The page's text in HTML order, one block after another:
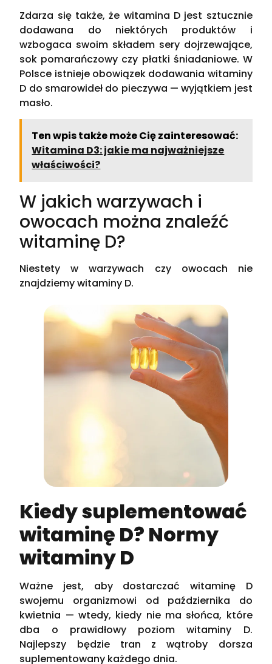
Zdarza się także, że witamina D jest sztucznie
dodawana do niektórych produktów i
wzbogaca swoim składem sery dojrzewające,
sok pomarańczowy czy płatki śniadaniowe. W
Polsce istnieje obowiązek dodawania witaminy
D do smarowideł do pieczywa — wyjątkiem jest
masło.
Ten wpis także może Cię zainteresować:
Witamina D3: jakie ma najważniejsze
właściwości?
W jakich warzywach i
owocach można znaleźć
witaminę D?
Niestety w warzywach czy owocach nie
znajdziemy witaminy D.
Kiedy suplementować
witaminę D? Normy
witaminy D
Ważne jest, aby dostarczać witaminę D
swojemu organizmowi od października do
kwietnia — wtedy, kiedy nie ma słońca, które
dba o prawidłowy poziom witaminy D.
Najlepszy będzie tran z wątroby dorsza
suplementowany każdego dnia.